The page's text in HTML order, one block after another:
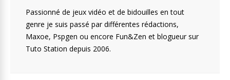
Passionné de jeux vidéo et de bidouilles en tout
genre je suis passé par différentes rédactions,
Maxoe, Pspgen ou encore Fun&Zen et blogueur sur
Tuto Station depuis 2006.